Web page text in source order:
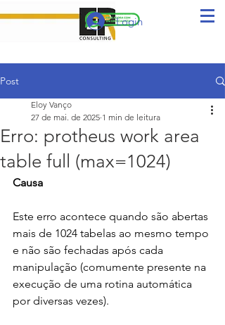
Login
Post
Erro: protheus work area
table full (max=1024)
Eloy Vanço
27 de mai. de 2025 1 min de leitura
Causa
Este erro acontece quando são abertas
mais de 1024 tabelas ao mesmo tempo
e não são fechadas após cada
manipulação (comumente presente na
execução de uma rotina automática
por diversas vezes).